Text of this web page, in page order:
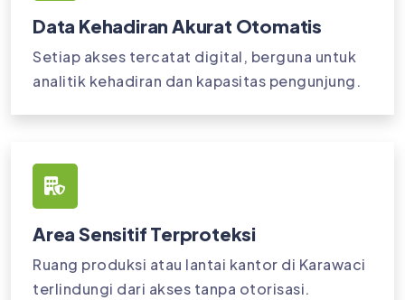
Data Kehadiran Akurat Otomatis
Setiap akses tercatat digital, berguna untuk
analitik kehadiran dan kapasitas pengunjung.
Area Sensitif Terproteksi
Ruang produksi atau lantai kantor di Karawaci
terlindungi dari akses tanpa otorisasi.